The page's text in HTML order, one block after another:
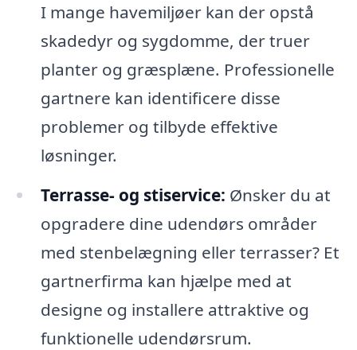
I mange havemiljøer kan der opstå
skadedyr og sygdomme, der truer
planter og græsplæne. Professionelle
gartnere kan identificere disse
problemer og tilbyde effektive
løsninger.
Terrasse- og stiservice: Ønsker du at
opgradere dine udendørs områder
med stenbelægning eller terrasser? Et
gartnerfirma kan hjælpe med at
designe og installere attraktive og
funktionelle udendørsrum.